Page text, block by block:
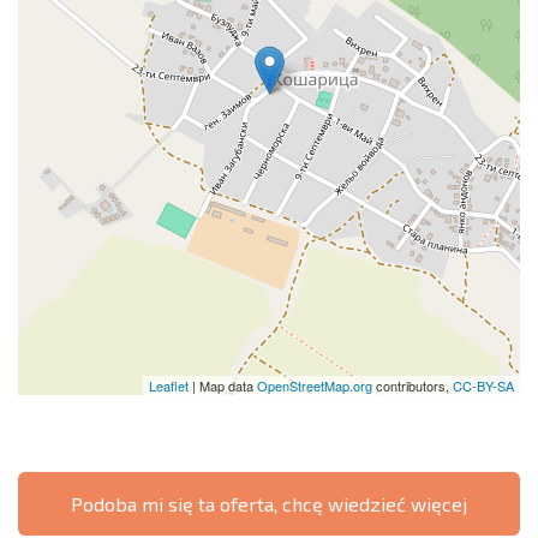
Leaflet | Map dataOpenStreetMap.orgcontributors, CC-BY-SA
Podoba mi się ta oferta, chcę wiedzieć więcej